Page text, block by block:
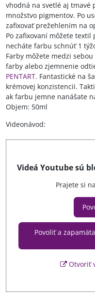
vhodná na svetlé aj tmavé
množstvo pigmentov. Po
zafixovať prežehlením na
Po zafixovaní môžete
necháte farbu schnúť 1
Farby môžete medzi
farby alebo zjemnenie
PENTART. Fantastické na
krémovej konzistencii.
ak farbu jemne nanášate
Objem: 50ml
Videonávod:
Videá Youtube sú
Prajete si
Povoliť a
Otvoriť